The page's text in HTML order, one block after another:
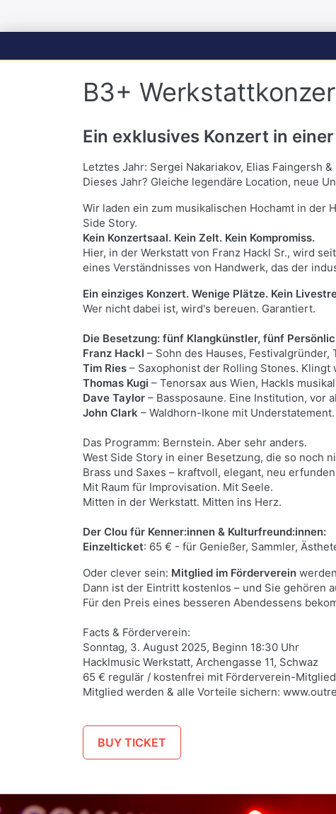
B3+
Ein exklusives Konzert in
Letztes Jahr: Sergei Nakariakov, Elias Faingersh
Dieses Jahr? Gleiche legendäre Location, neue
Wir laden ein zum musikalischen Hochamt in der
Side Story.
Kein Konzertsaal. Kein Zelt. Kein Kompromiss.
Hier, in der Werkstatt von Franz Hackl Sr., wird
eines Verständnisses von Handwerk, das der
Ein einziges Konzert. Wenige Plätze. Kein
Wer nicht dabei ist, wird's bereuen. Garantiert.
Die Besetzung: fünf Klangkünstler, fünf
Franz Hackl – Sohn des Hauses,
Tim Ries – Saxophonist der Rolling Stones.
Thomas Kugi – Tenorsax aus Wien, Hackls
Dave Taylor – Bassposaune. Eine Institution, vor
John Clark – Waldhorn-Ikone mit
Das Programm: Bernstein. Aber sehr anders.
West Side Story in einer Besetzung, die so noch
Brass und Saxes – kraftvoll, elegant, neu
Mit Raum für Improvisation. Mit Seele.
Mitten in der Werkstatt. Mitten ins Herz.
Der Clou für Kenner:innen & Kulturfreund:innen:
Einzelticket: 65 € - für Genießer, Sammler,
Oder clever sein: Mitglied im Förderverein
Dann ist der Eintritt kostenlos – und Sie gehören
Für den Preis eines besseren Abendessens
Facts & Förderverein:
Sonntag, 3. August 2025, Beginn 18:30 Uhr
Hacklmusic Werkstatt, Archengasse 11, Schwaz
65 € regulär / kostenfrei mit Förderverein-
Mitglied werden & alle Vorteile sichern:
BUY TICKET